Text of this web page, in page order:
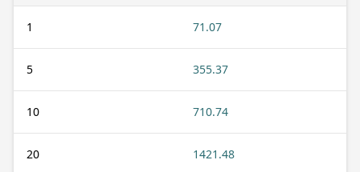
1 71.07
5 355.37
10 710.74
20 1421.48